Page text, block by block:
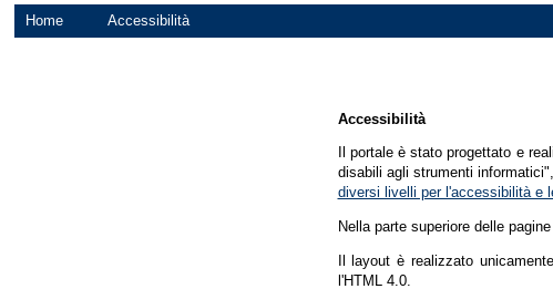
Home Accessibilità
Accessibilità
Il portale è stato progettato e
disabili agli strumenti informatici",
diversi livelli per l'accessibilità e
Nella parte superiore delle
Il layout è realizzato
l'HTML 4.0.